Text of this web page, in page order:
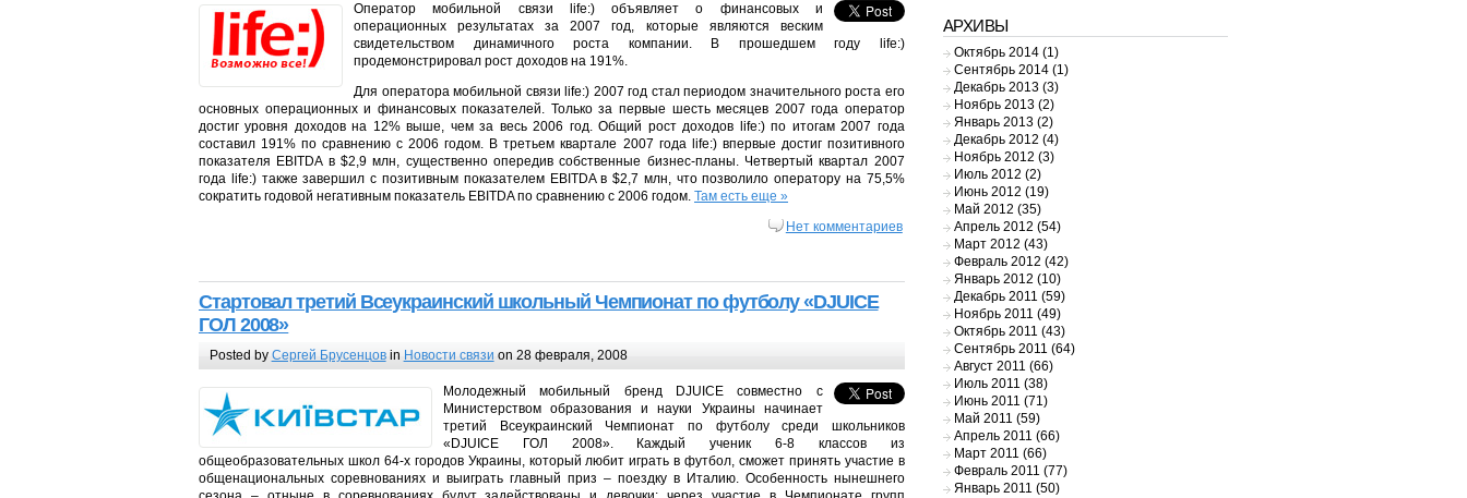
Оператор мобильной связи life:) объявляет о финансовых и
операционных результатах за 2007 год, которые являются веским
свидетельством динамичного роста компании. В прошедшем году life:)
продемонстрировал рост доходов на 191%.
Для оператора мобильной связи life:) 2007 год стал периодом значительного роста его
основных операционных и финансовых показателей. Только за первые шесть месяцев 2007 года оператор
достиг уровня доходов на 12% выше, чем за весь 2006 год. Общий рост доходов life:) по итогам 2007 года
составил 191% по сравнению с 2006 годом. В третьем квартале 2007 года life:) впервые достиг позитивного
показателя EBITDA в $2,9 млн, существенно опередив собственные бизнес-планы. Четвертый квартал 2007
года life:) также завершил с позитивным показателем EBITDA в $2,7 млн, что позволило оператору на 75,5%
сократить годовой негативным показатель EBITDA по сравнению с 2006 годом. Там есть еще »
Нет комментариев
Стартовал третий Всеукраинский школьный Чемпионат по футболу «DJUICE
ГОЛ 2008»
Posted by Сергей Брусенцовin Новости связи on 28 февраля, 2008
Молодежный мобильный бренд DJUICE совместно с
Министерством образования и науки Украины начинает
третий Всеукраинский Чемпионат по футболу среди школьников
«DJUICE ГОЛ 2008». Каждый ученик 6-8 классов из
общеобразовательных школ 64-х городов Украины, который любит играть в футбол, сможет принять участие в
общенациональных соревнованиях и выиграть главный приз – поездку в Италию. Особенность нынешнего
АРХИВЫ
Октябрь 2014(1)
Сентябрь 2014(1)
Декабрь 2013(3)
Ноябрь 2013(2)
Январь 2013(2)
Декабрь 2012 (4)
Ноябрь 2012 (3)
Июль 2012 (2)
Июнь 2012 (19)
Май 2012 (35)
Апрель 2012 (54)
Март 2012 (43)
Февраль 2012 (42)
Январь 2012 (10)
Декабрь 2011 (59)
Ноябрь 2011 (49)
Октябрь 2011 (43)
Сентябрь 2011 (64)
Август 2011 (66)
Июль 2011 (38)
Июнь 2011 (71)
Май 2011 (59)
Апрель 2011 (66)
Март 2011 (66)
Февраль 2011 (77)
Январь 2011 (50)